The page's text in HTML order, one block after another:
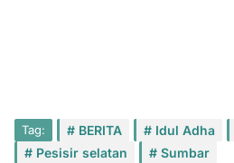
Tag: BERITA Idul Adha
Pesisir selatan
Sumbar